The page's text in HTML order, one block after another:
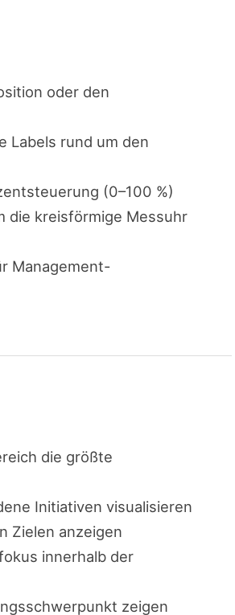
oder den
Labels rund um den
(0–100 %)
die kreisförmige Messuhr
Management-
die größte
Initiativen visualisieren
Zielen anzeigen
innerhalb der
zeigen